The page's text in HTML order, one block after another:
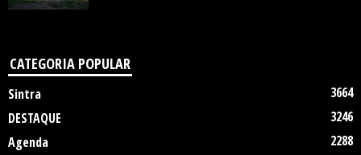
CATEGORIA POPULAR
Sintra
3664
DESTAQUE
3246
Agenda
2288